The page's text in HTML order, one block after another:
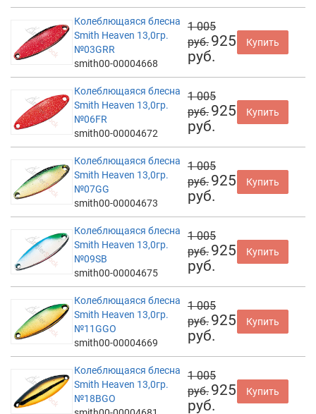
Колеблющаяся блесна
Smith Heaven 13,0гр.
№03GRR
smith00-00004668
1 005
руб. 925
руб.
Купить
Колеблющаяся блесна
Smith Heaven 13,0гр.
№06FR
smith00-00004672
1 005
руб. 925
руб.
Купить
Колеблющаяся блесна
Smith Heaven 13,0гр.
№07GG
smith00-00004673
1 005
руб. 925
руб.
Купить
Колеблющаяся блесна
Smith Heaven 13,0гр.
№09SB
smith00-00004675
1 005
руб. 925
руб.
Купить
Колеблющаяся блесна
Smith Heaven 13,0гр.
№11GGO
smith00-00004669
1 005
руб. 925
руб.
Купить
Колеблющаяся блесна
Smith Heaven 13,0гр.
№18BGO
1 005
руб. 925
руб.
Купить